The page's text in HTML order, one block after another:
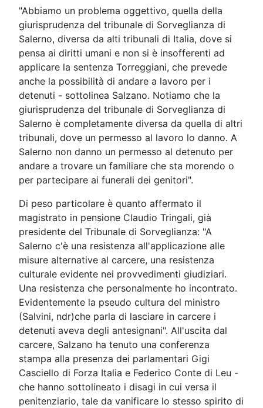
"Abbiamo un problema oggettivo, quella della
giurisprudenza del tribunale di Sorveglianza di
Salerno, diversa da alti tribunali di Italia, dove si
pensa ai diritti umani e non si è insofferenti ad
applicare la sentenza Torreggiani, che prevede
anche la possibilità di andare a lavoro per i
detenuti - sottolinea Salzano. Notiamo che la
giurisprudenza del tribunale di Sorveglianza di
Salerno è completamente diversa da quella di altri
tribunali, dove un permesso al lavoro lo danno. A
Salerno non danno un permesso al detenuto per
andare a trovare un familiare che sta morendo o
per partecipare ai funerali dei genitori".
Di peso particolare è quanto affermato il
magistrato in pensione Claudio Tringali, già
presidente del Tribunale di Sorveglianza: "A
Salerno c'è una resistenza all'applicazione alle
misure alternative al carcere, una resistenza
culturale evidente nei provvedimenti giudiziari.
Una resistenza che personalmente ho incontrato.
Evidentemente la pseudo cultura del ministro
(Salvini, ndr)che parla di lasciare in carcere i
detenuti aveva degli antesignani". All'uscita dal
carcere, Salzano ha tenuto una conferenza
stampa alla presenza dei parlamentari Gigi
Casciello di Forza Italia e Federico Conte di Leu -
che hanno sottolineato i disagi in cui versa il
penitenziario, tale da vanificare lo stesso spirito di